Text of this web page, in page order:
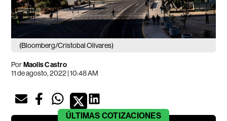
(Bloomberg/Cristobal Olivares)
PorMaolis Castro
11 de agosto, 2022 | 10:48 AM
ÚLTIMAS COTIZACIONES